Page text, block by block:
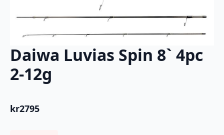
Daiwa Luvias Spin 8` 4pc
2-12g
kr2795